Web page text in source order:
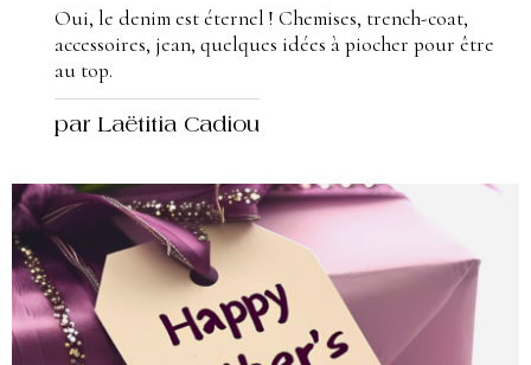
Oui, le denim est éternel ! Chemises, trench-coat,
accessoires, jean, quelques idées à piocher pour être
au top.
par Laëtitia Cadiou